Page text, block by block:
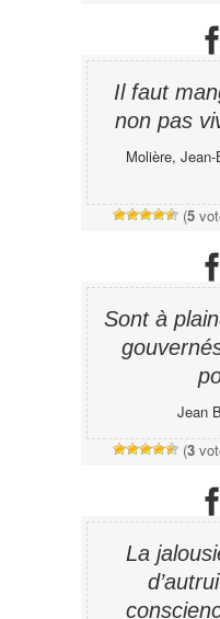
Il faut
non pas
Molière,
(5
Sont à
Jean
(3
La